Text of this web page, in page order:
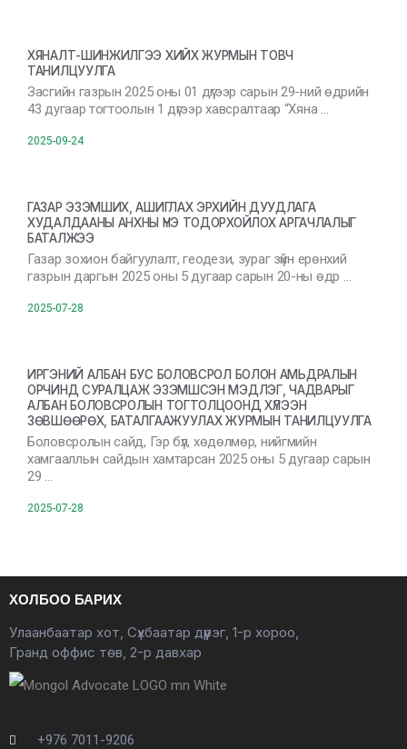
ХЯНАЛТ-ШИНЖИЛГЭЭ ХИЙХ ЖУРМЫН ТОВЧ
ТАНИЛЦУУЛГА
Засгийн газрын 2025 оны 01 дүгээр сарын 29-ний өдрийн
43 дугаар тогтоолын 1 дүгээр хавсралтаар “Хяна …
2025-09-24
ГАЗАР ЭЗЭМШИХ, АШИГЛАХ ЭРХИЙН ДУУДЛАГА
ХУДАЛДААНЫ АНХНЫ ҮНЭ ТОДОРХОЙЛОХ АРГАЧЛАЛЫГ
БАТАЛЖЭЭ
Газар зохион байгуулалт, геодези, зураг зүйн ерөнхий
газрын даргын 2025 оны 5 дугаар сарын 20-ны өдр …
2025-07-28
ИРГЭНИЙ АЛБАН БУС БОЛОВСРОЛ БОЛОН АМЬДРАЛЫН
ОРЧИНД СУРАЛЦАЖ ЭЗЭМШСЭН МЭДЛЭГ, ЧАДВАРЫГ
АЛБАН БОЛОВСРОЛЫН ТОГТОЛЦООНД ХҮЛЭЭН
ЗӨВШӨӨРӨХ, БАТАЛГААЖУУЛАХ ЖУРМЫН ТАНИЛЦУУЛГА
Боловсролын сайд, Гэр бүл, хөдөлмөр, нийгмийн
хамгааллын сайдын хамтарсан 2025 оны 5 дугаар сарын
29 …
2025-07-28
ХОЛБОО БАРИХ
Улаанбаатар хот, Сүхбаатар дүүрэг, 1-р хороо,
Гранд оффис төв, 2-р давхар
+976 7011-9206